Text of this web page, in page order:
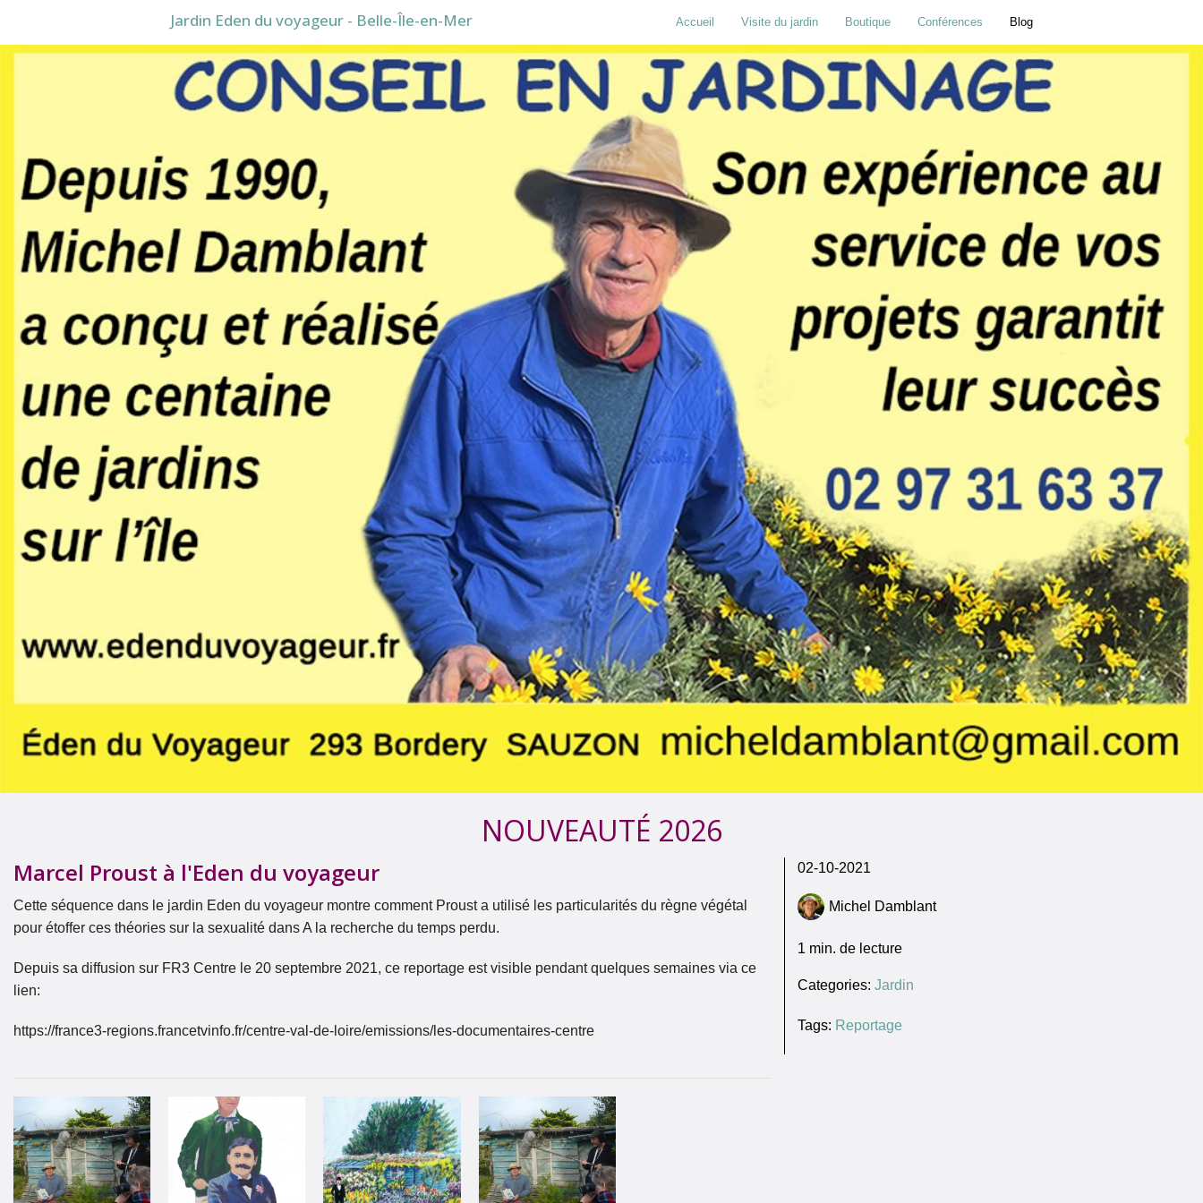
Jardin Eden du voyageur - Belle-Île-en-Mer Accueil Visite du jardin Boutique Conférences Blog
NOUVEAUTÉ 2026
Marcel Proust à l'Eden du voyageur
Cette séquence dans le jardin Eden du voyageur montre comment Proust a utilisé les particularités du règne végétal
pour étoffer ces théories sur la sexualité dans A la recherche du temps perdu.
Depuis sa diffusion sur FR3 Centre le 20 septembre 2021, ce reportage est visible pendant quelques semaines via ce
lien:
https://france3-regions.francetvinfo.fr/centre-val-de-loire/emissions/les-documentaires-centre
02-10-2021
Michel Damblant
1 min. de lecture
Categories: Jardin
Tags: Reportage